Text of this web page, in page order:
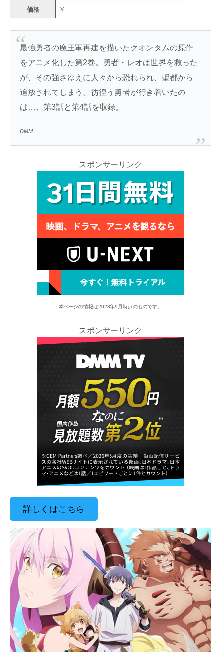
価格 ￥-
最強勇者の魔王軍再建を描いたクオンタムの原作
をアニメ化した第2巻。勇者・レオは世界を救った
が、その強さゆえに人々から恐れられ、聖都から
追放されてしまう。彷徨う勇者が行き着いたの
は…。第3話と第4話を収録。
DMM
スポンサーリンク
本ページの情報は2023年9月時点のものです。
スポンサーリンク
詳しくはこちら